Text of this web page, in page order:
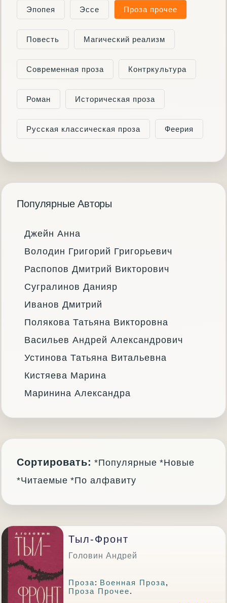
Эпопея Эссе Проза прочее
Повесть Магический реализм
Современная проза Контркультура
Роман Историческая проза
Русская классическая проза Феерия
Популярные Авторы
Джейн Анна
Володин Григорий Григорьевич
Распопов Дмитрий Викторович
Сугралинов Данияр
Иванов Дмитрий
Полякова Татьяна Викторовна
Васильев Андрей Александрович
Устинова Татьяна Витальевна
Кистяева Марина
Маринина Александра
Сортировать: *Популярные *Новые
*Читаемые *По алфавиту
Тыл-Фронт
Головин Андрей
Проза: Военная Проза,
Проза Прочее.